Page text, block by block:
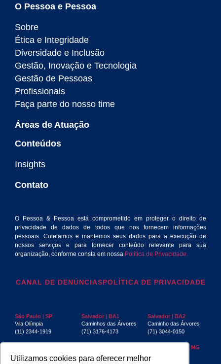
Utilizamos cookies para oferecer melhor
O Pessoa e Pessoa
Sobre
Ética e Integridade
Diversidade e Inclusão
Gestão, Inovação e Tecnologia
Gestão de Pessoas
Profissionais
Faça parte do nosso time
Áreas de Atuação
Conteúdos
Insights
Contato
O Pessoa & Pessoa está comprometido em proteger o direito de
privacidade de dados de todos que nos fornecem informações
pessoais. Coletamos e mantemos seus dados para a execução de
nossos serviços e para fornecer conteúdo relevante para sua
organização, conforme consta em nossa Política de Privacidade.
CANAL DE DENÚNCIASPOLÍTICA DE PRIVACIDADE
São Paulo | SP
Vila Olímpia
(11) 2344-1919
Salvador | BA1
Caminhos das Árvores
(71) 3176-4173
Salvador | BA2
Caminho das Árvores
(71) 3044-0150
Centro
(21) 3553-4040
Boa Viagem
(81) 3032-4880
Belo Horizonte | MG
(31) 3267-6397